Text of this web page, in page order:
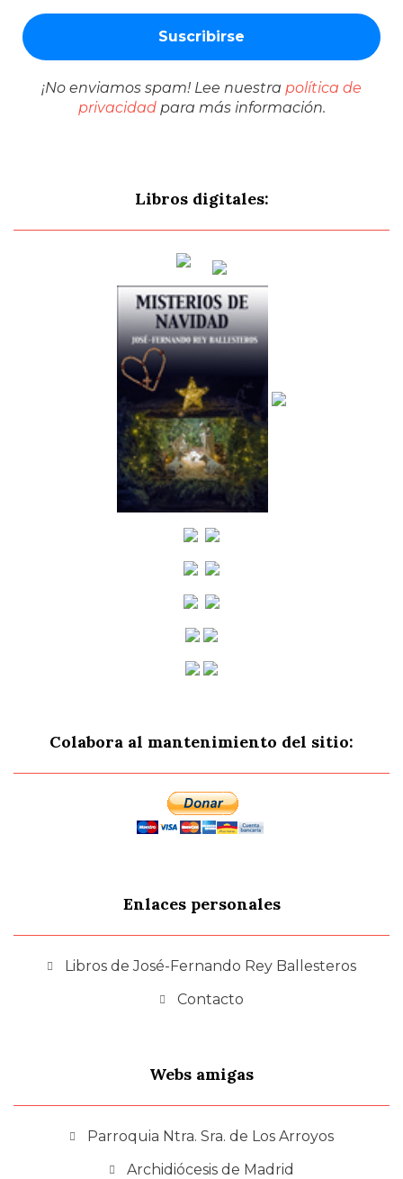
¡No enviamos spam! Lee nuestra política de
privacidadpara más información.
Libros digitales:
Colabora al mantenimiento del sitio:
Enlaces personales
Libros de José-Fernando Rey Ballesteros
Contacto
Webs amigas
Parroquia Ntra. Sra. de Los Arroyos
Archidiócesis de Madrid